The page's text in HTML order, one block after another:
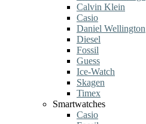
Calvin Klein
Casio
Daniel Wellington
Diesel
Fossil
Guess
Ice-Watch
Skagen
Timex
Smartwatches
Casio